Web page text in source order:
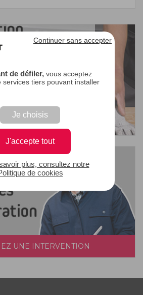
de défiler, vous acceptez
services tiers pouvant installer
Je choisis
J'accepte tout
Continuer sans accepter
plus, consultez notre
de cookies
UNE INTERVENTION